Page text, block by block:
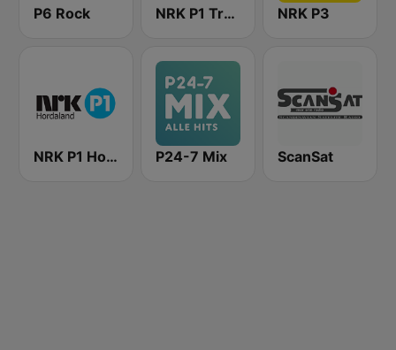
P6 Rock NRK P1 Trøndelag NRK P3
NRK P1 Hordaland P24-7 Mix ScanSat